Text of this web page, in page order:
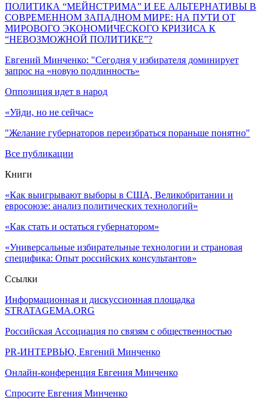
ПОЛИТИКА “МЕЙНСТРИМА” И ЕЕ АЛЬТЕРНАТИВЫ В
СОВРЕМЕННОМ ЗАПАДНОМ МИРЕ: НА ПУТИ ОТ
МИРОВОГО ЭКОНОМИЧЕСКОГО КРИЗИСА К
“НЕВОЗМОЖНОЙ ПОЛИТИКЕ”?
Евгений Минченко: "Сегодня у избирателя доминирует
запрос на «новую подлинность»
Оппозиция идет в народ
«Уйди, но не сейчас»
"Желание губернаторов переизбраться пораньше понятно"
Все публикации
Книги
«Как выигрывают выборы в США, Великобритании и
евросоюзе: анализ политических технологий»
«Как стать и остаться губернатором»
«Универсальные избирательные технологии и страновая
специфика: Опыт российских консультантов»
Ссылки
Информационная и дискуссионная площадка
STRATAGEMA.ORG
Российская Ассоциация по связям с общественностью
PR-ИНТЕРВЬЮ, Евгений Минченко
Онлайн-конференция Евгения Минченко
Спросите Евгения Минченко